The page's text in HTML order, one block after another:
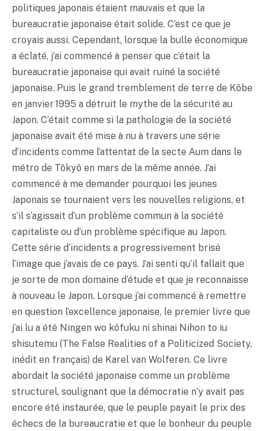
politiques japonais étaient mauvais et que la
bureaucratie japonaise était solide. C’est ce que je
croyais aussi. Cependant, lorsque la bulle économique
a éclaté, j’ai commencé à penser que c’était la
bureaucratie japonaise qui avait ruiné la société
japonaise. Puis le grand tremblement de terre de Kôbe
en janvier 1995 a détruit le mythe de la sécurité au
Japon. C’était comme si la pathologie de la société
japonaise avait été mise à nu à travers une série
d’incidents comme l’attentat de la secte Aum dans le
métro de Tôkyô en mars de la même année. J’ai
commencé à me demander pourquoi les jeunes
Japonais se tournaient vers les nouvelles religions, et
s’il s’agissait d’un problème commun à la société
capitaliste ou d’un problème spécifique au Japon.
Cette série d’incidents a progressivement brisé
l’image que j’avais de ce pays. J’ai senti qu’il fallait que
je sorte de mon domaine d’étude et que je reconnaisse
à nouveau le Japon. Lorsque j’ai commencé à remettre
en question l’excellence japonaise, le premier livre que
j’ai lu a été Ningen wo kôfuku ni shinai Nihon to iu
shisutemu (The False Realities of a Politicized Society,
inédit en français) de Karel van Wolferen. Ce livre
abordait la société japonaise comme un problème
structurel, soulignant que la démocratie n’y avait pas
encore été instaurée, que le peuple payait le prix des
échecs de la bureaucratie et que le bonheur du peuple